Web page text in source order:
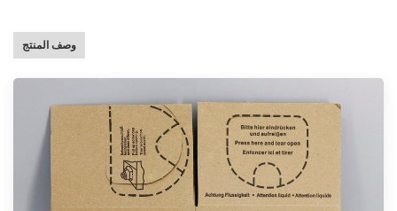
وصف المنتج